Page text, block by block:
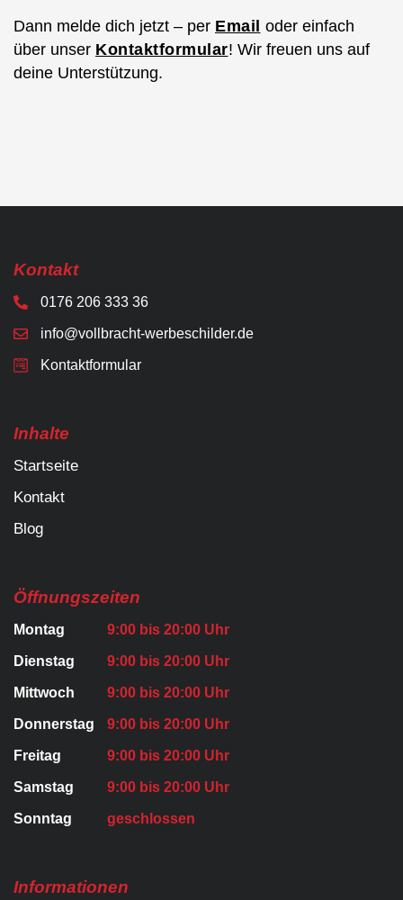
Dann melde dich jetzt – per Email oder einfach
über unser Kontaktformular! Wir freuen uns auf
deine Unterstützung.
Kontakt
0176 206 333 36
info@vollbracht-werbeschilder.de
Kontaktformular
Inhalte
Startseite
Kontakt
Blog
Öffnungszeiten
Montag 9:00 bis 20:00 Uhr
Dienstag 9:00 bis 20:00 Uhr
Mittwoch 9:00 bis 20:00 Uhr
Donnerstag 9:00 bis 20:00 Uhr
Freitag 9:00 bis 20:00 Uhr
Samstag 9:00 bis 20:00 Uhr
Sonntag geschlossen
Informationen